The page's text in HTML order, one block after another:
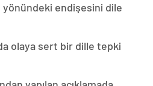
yönündeki endişesini dile
olaya sert bir dille tepki